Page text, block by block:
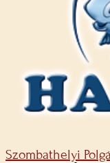
Szombathelyi